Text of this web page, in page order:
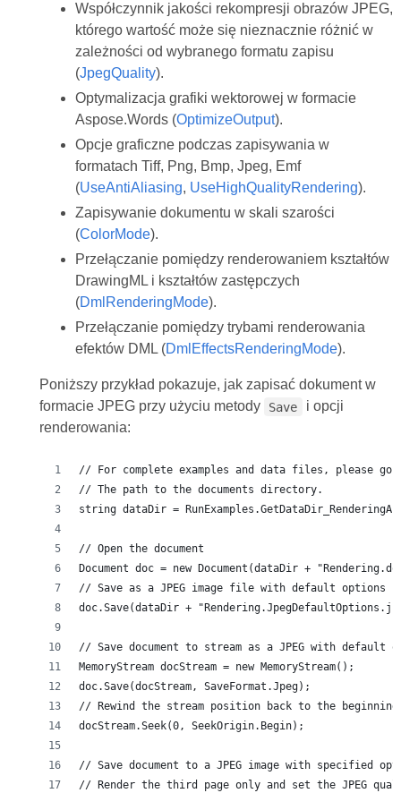
Współczynnik jakości rekompresji obrazów JPEG,
którego wartość może się nieznacznie różnić w
zależności od wybranego formatu zapisu
(JpegQuality).
Optymalizacja grafiki wektorowej w formacie
Aspose.Words (OptimizeOutput).
Opcje graficzne podczas zapisywania w
formatach Tiff, Png, Bmp, Jpeg, Emf
(UseAntiAliasing, UseHighQualityRendering).
Zapisywanie dokumentu w skali szarości
(ColorMode).
Przełączanie pomiędzy renderowaniem kształtów
DrawingML i kształtów zastępczych
(DmlRenderingMode).
Przełączanie pomiędzy trybami renderowania
efektów DML (DmlEffectsRenderingMode).
Poniższy przykład pokazuje, jak zapisać dokument w
formacie JPEG przy użyciu metody
Save
i opcji
renderowania:
// For complete examples and data files, please go
// The path to the documents directory.
string dataDir =
// Open the document
Document doc = new Document(dataDir +
// Save as a JPEG image file with default options
doc.Save(dataDir +
// Save document to stream as a JPEG with default
MemoryStream docStream = new MemoryStream();
doc.Save(docStream, SaveFormat.Jpeg);
// Rewind the stream position back to the
docStream.Seek(0, SeekOrigin.Begin);
// Save document to a JPEG image with specified
// Render the third page only and set the JPEG